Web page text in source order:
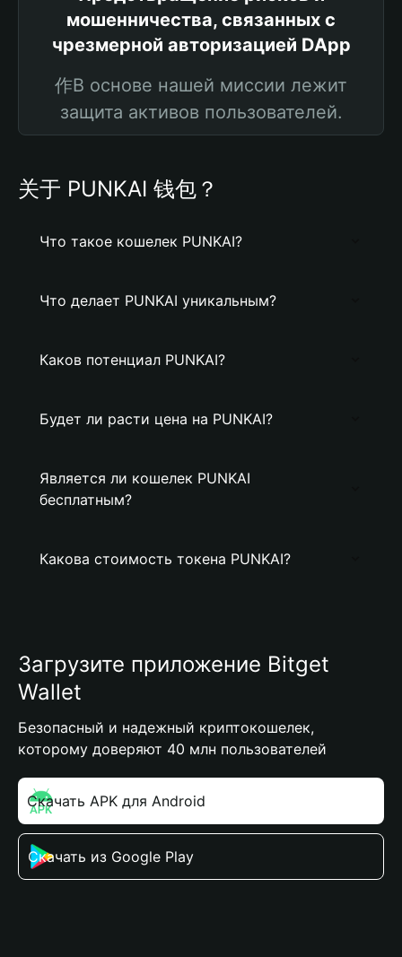
мошенничества, связанных с
чрезмерной авторизацией DApp
作В основе нашей миссии лежит
защита активов пользователей.
关于 PUNKAI 钱包？
Что такое кошелек PUNKAI?
Что делает PUNKAI уникальным?
Каков потенциал PUNKAI?
Будет ли расти цена на PUNKAI?
Является ли кошелек PUNKAI
бесплатным?
Какова стоимость токена PUNKAI?
Загрузите приложение Bitget
Wallet
Безопасный и надежный криптокошелек,
которому доверяют 40 млн пользователей
Скачать APK для Android
Скачать из Google Play